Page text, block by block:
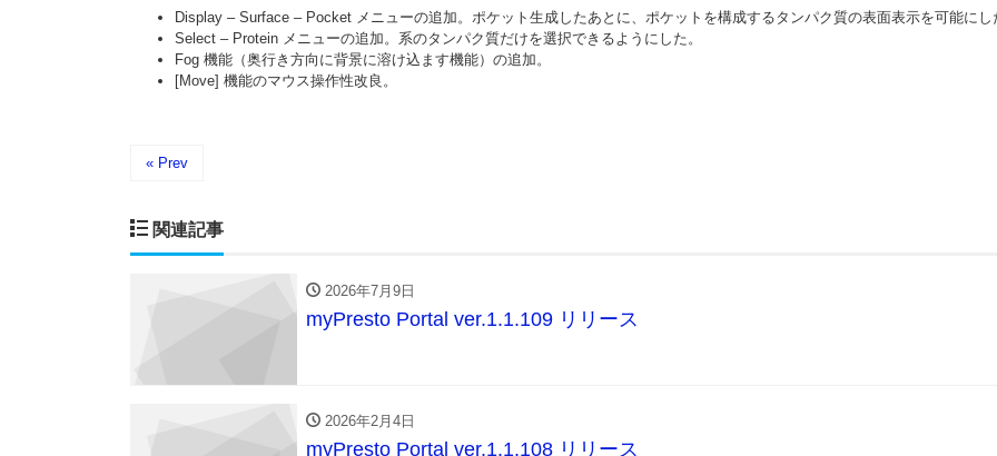
Display – Surface – Pocket メニューの追加。ポケット生成したあとに、ポケットを構成するタンパク質の表面表示を可能にし
Select – Protein メニューの追加。系のタンパク質だけを選択できるようにした。
Fog 機能（奥行き方向に背景に溶け込ます機能）の追加。
[Move] 機能のマウス操作性改良。
« Prev
関連記事
2026年7月9日
myPresto Portal ver.1.1.109 リリース
2026年2月4日
myPresto Portal ver.1.1.108 リリース